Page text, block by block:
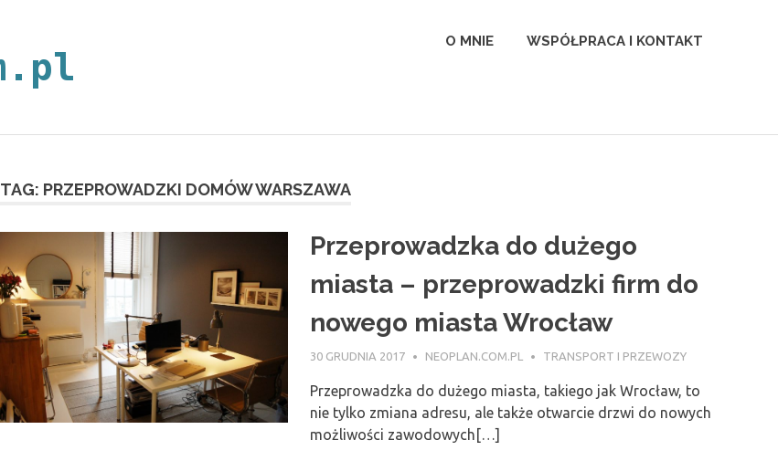
O MNIE WSPÓŁPRACA I KONTAKT
TAG: PRZEPROWADZKI DOMÓW WARSZAWA
Przeprowadzka do dużego
miasta – przeprowadzki firm do
nowego miasta Wrocław
30 GRUDNIA 2017 NEOPLAN.COM.PL TRANSPORT I PRZEWOZY
Przeprowadzka do dużego miasta, takiego jak Wrocław, to
nie tylko zmiana adresu, ale także otwarcie drzwi do nowych
możliwości zawodowych[…]